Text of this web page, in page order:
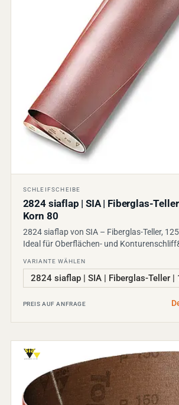
SCHLEIFSCHEIBE
2824 siaflap | SIA | Fiberglas-
Korn 80
2824 siaflap von SIA – Fiberglas-Teller,
Ideal für Oberflächen- und
VARIANTE WÄHLEN
PREIS AUF ANFRAGE